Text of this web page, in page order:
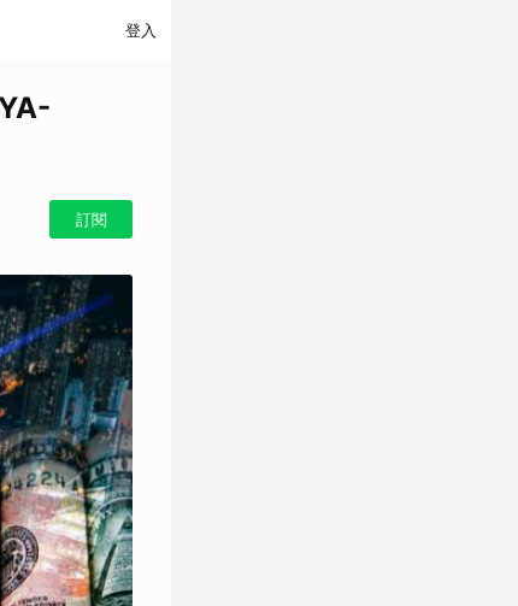
登入
訂閱